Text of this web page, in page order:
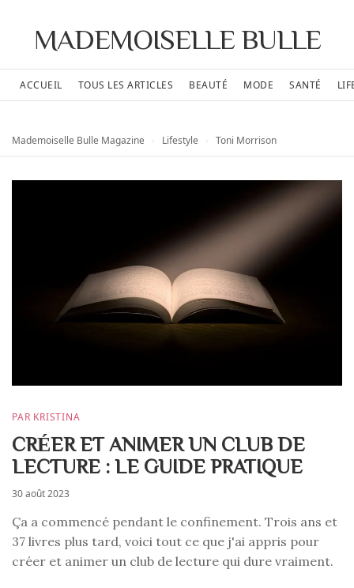
MADEMOISELLE BULLE
ACCUEIL TOUS LES ARTICLES BEAUTÉ MODE SANTÉ
Mademoiselle Bulle Magazine Lifestyle Toni Morrison
PAR KRISTINA
CRÉER ET ANIMER UN CLUB DE
LECTURE : LE GUIDE PRATIQUE
30 août 2023
Ça a commencé pendant le confinement. Trois ans et
37 livres plus tard, voici tout ce que j'ai appris pour
créer et animer un club de lecture qui dure vraiment.